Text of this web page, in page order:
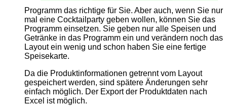
Programm das richtige für Sie. Aber auch, wenn Sie nur
mal eine Cocktailparty geben wollen, können Sie das
Programm einsetzen. Sie geben nur alle Speisen und
Getränke in das Programm ein und verändern noch das
Layout ein wenig und schon haben Sie eine fertige
Speisekarte.
Da die Produktinformationen getrennt vom Layout
gespeichert werden, sind spätere Änderungen sehr
einfach möglich. Der Export der Produktdaten nach
Excel ist möglich.